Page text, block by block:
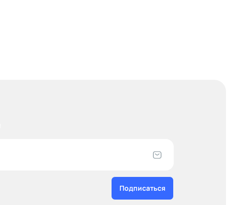
Подписаться